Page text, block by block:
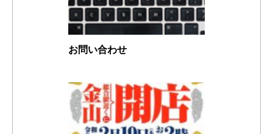
お問い合わせ